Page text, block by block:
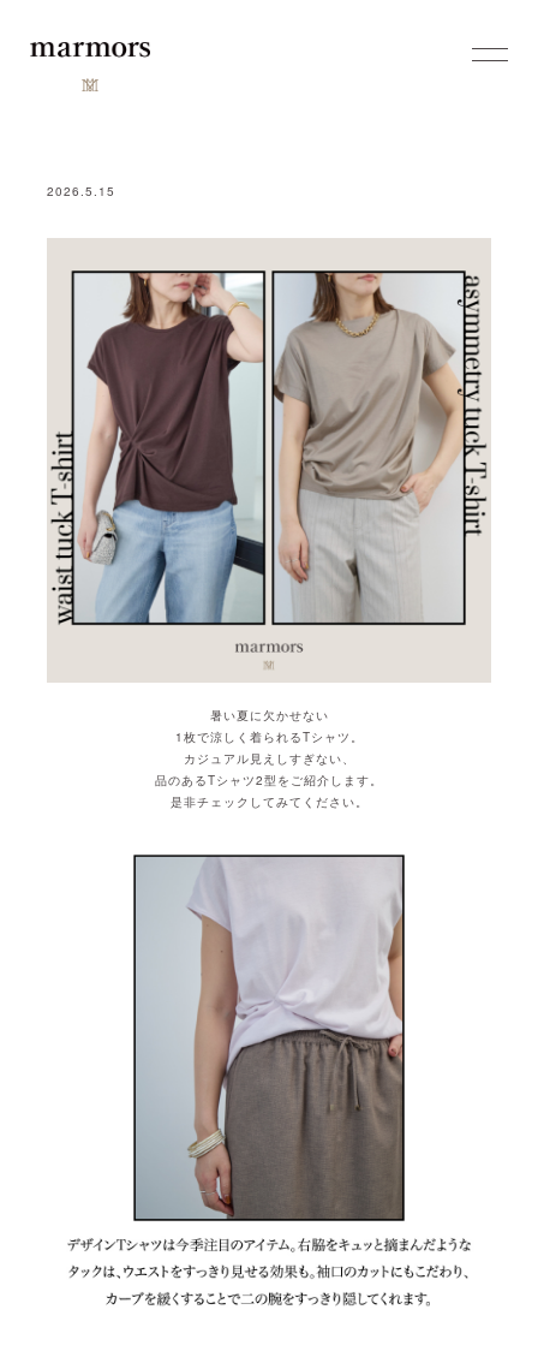
2026.5.15
暑い夏に欠かせない
1枚で涼しく着られるTシャツ。
カジュアル見えしすぎない、
品のあるTシャツ2型をご紹介します。
是非チェックしてみてください。